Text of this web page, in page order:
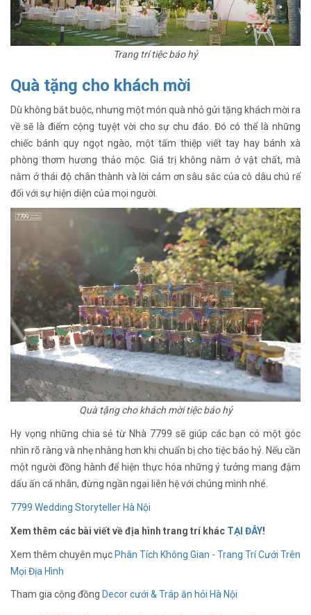
Trang trí tiệc báo hỷ
Quà tặng cho khách mời
Dù không bắt buộc, nhưng một món quà nhỏ gửi tặng khách mời ra
về sẽ là điểm cộng tuyệt vời cho sự chu đáo. Đó có thể là những
chiếc bánh quy ngọt ngào, một tấm thiệp viết tay hay bánh xà
phòng thơm hương thảo mộc. Giá trị không nằm ở vật chất, mà
nằm ở thái độ chân thành và lời cảm ơn sâu sắc của cô dâu chú rể
đối với sự hiện diện của mọi người.
Quà tặng cho khách mời tiệc báo hỷ
Hy vọng những chia sẻ từ Nhà 7799 sẽ giúp các bạn có một góc
nhìn rõ ràng và nhẹ nhàng hơn khi chuẩn bị cho tiệc báo hỷ. Nếu cần
một người đồng hành để hiện thực hóa những ý tưởng mang đậm
dấu ấn cá nhân, đừng ngần ngại liên hệ với chúng mình nhé.
7799 Wedding Storyteller Hà Nội
Xem thêm các bài viết về địa hình trang trí khác TẠI ĐÂY!
Xem thêm chuyên mụcPhân Tích Không Gian - Trang Trí Cưới Trên
Mọi Địa Hình
Tham gia cộng đồng Decor cưới & Tráp ăn hỏi Hà Nội